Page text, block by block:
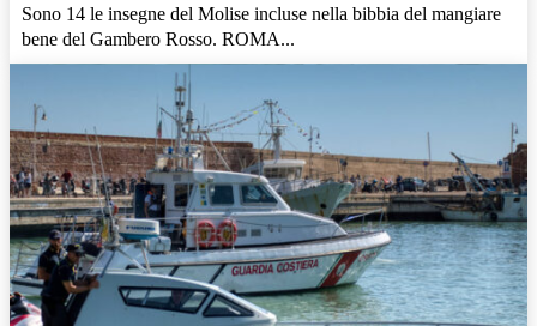
Sono 14 le insegne del Molise incluse nella bibbia del mangiare
bene del Gambero Rosso. ROMA...